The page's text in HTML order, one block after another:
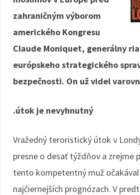
zahraničným výborom
amerického Kongresu
Claude Moniquet, generálny
európskeho strategického
bezpečnosti. On už videl
.útok je nevyhnutný
Vražedný teroristický útok v
presne o desať týždňov a zrejme
tento kompetentný muž
najčiernejších prognózach. V